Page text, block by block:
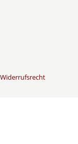
Widerrufsrecht